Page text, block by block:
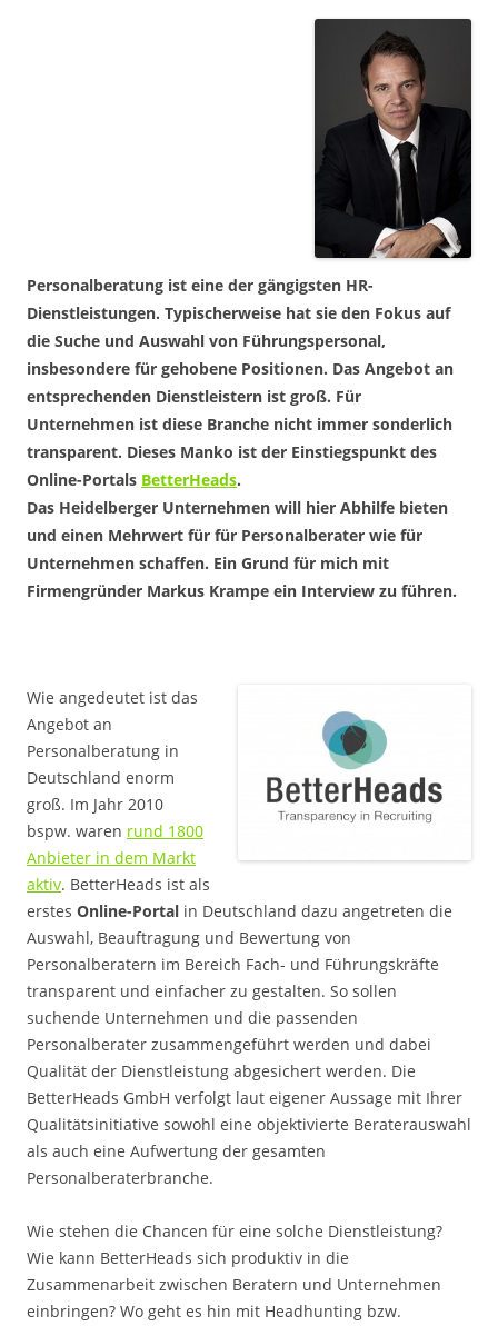
Personalberatung ist eine der gängigsten HR-
Dienstleistungen. Typischerweise hat sie den Fokus auf
die Suche und Auswahl von Führungspersonal,
insbesondere für gehobene Positionen. Das Angebot an
entsprechenden Dienstleistern ist groß. Für
Unternehmen ist diese Branche nicht immer sonderlich
transparent. Dieses Manko ist der Einstiegspunkt des
Online-Portals BetterHeads.
Das Heidelberger Unternehmen will hier Abhilfe bieten
und einen Mehrwert für für Personalberater wie für
Unternehmen schaffen. Ein Grund für mich mit
Firmengründer Markus Krampe ein Interview zu führen.
Wie angedeutet ist das
Angebot an
Personalberatung in
Deutschland enorm
groß. Im Jahr 2010
bspw. waren rund 1800
Anbieter in dem Markt
aktiv. BetterHeads ist als
erstes Online-Portal in Deutschland dazu angetreten die
Auswahl, Beauftragung und Bewertung von
Personalberatern im Bereich Fach- und Führungskräfte
transparent und einfacher zu gestalten. So sollen
suchende Unternehmen und die passenden
Personalberater zusammengeführt werden und dabei
Qualität der Dienstleistung abgesichert werden. Die
BetterHeads GmbH verfolgt laut eigener Aussage mit Ihrer
Qualitätsinitiative sowohl eine objektivierte Beraterauswahl
als auch eine Aufwertung der gesamten
Personalberaterbranche.
Wie stehen die Chancen für eine solche Dienstleistung?
Wie kann BetterHeads sich produktiv in die
Zusammenarbeit zwischen Beratern und Unternehmen
einbringen? Wo geht es hin mit Headhunting bzw.